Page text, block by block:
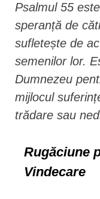
Psalmul 55
speranță de
sufletește de
semenilor lor.
Dumnezeu
mijlocul
trădare sau
Rugăciune
Vindecare